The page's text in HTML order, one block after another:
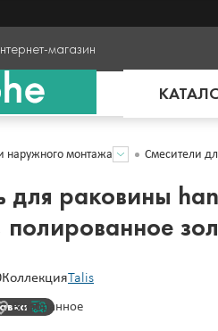
магазин
наружного монтажа Смесители
для раковины
полированное
КоллекцияTalis
В избранное